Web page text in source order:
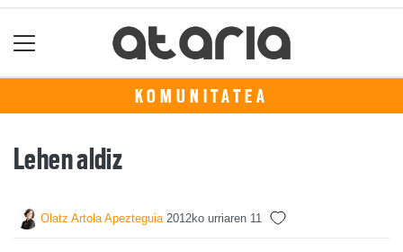
KOMUNITATEA
Lehen aldiz
Olatz Artola Apezteguia 2012ko urriaren 11